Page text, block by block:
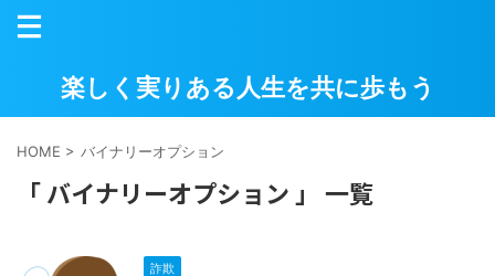
楽しく実りある人生を共に歩もう
HOME > バイナリーオプション
「 バイナリーオプション 」 一覧
詐欺